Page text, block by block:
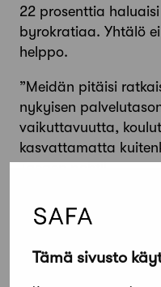
Tämä sivusto
22 prosenttia
byrokratiaa. Yhtälö
helppo.
”Meidän pitäisi
nykyisen
vaikuttavuutta,
kasvattamatta
Taegen pohtii.
selkeästi Safan